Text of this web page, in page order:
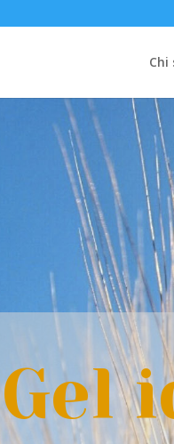
Chi
Gel